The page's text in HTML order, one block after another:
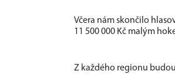
Včera nám skončilo
11 500 000 Kč malým
Z každého regionu